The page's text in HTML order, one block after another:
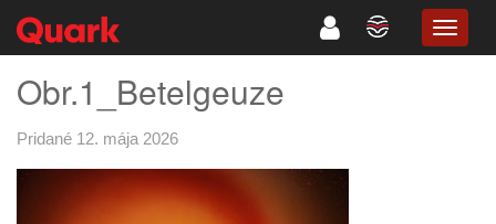
Obr.1_Betelgeuze
Pridané 12. mája 2026